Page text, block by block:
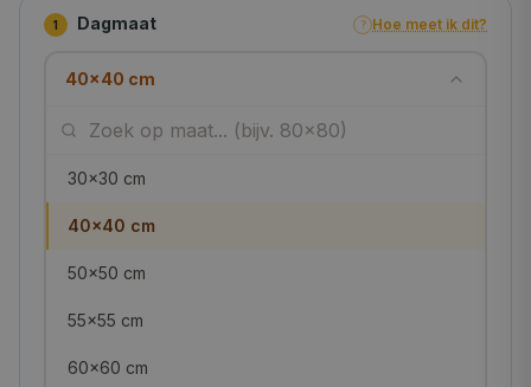
1 Dagmaat ? Hoe meet ik dit?
40×40 cm
30×30 cm
40×40 cm
50×50 cm
55×55 cm
60×60 cm